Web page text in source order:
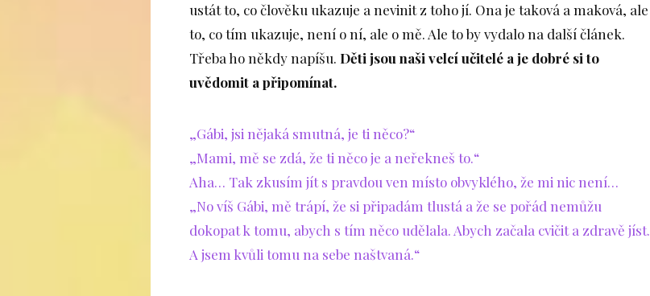
ustát to, co člověku ukazuje a nevinit z toho jí. Ona je taková a maková, ale
to, co tím ukazuje, není o ní, ale o mě. Ale to by vydalo na další článek.
Třeba ho někdy napíšu. Děti jsou naši velcí učitelé a je dobré si to
uvědomit a připomínat.
„Gábi, jsi nějaká smutná, je ti něco?“
„Mami, mě se zdá, že ti něco je a neřekneš to.“
Aha… Tak zkusím jít s pravdou ven místo obvyklého, že mi nic není…
„No víš Gábi, mě trápí, že si připadám tlustá a že se pořád nemůžu
dokopat k tomu, abych s tím něco udělala. Abych začala cvičit a zdravě jíst.
A jsem kvůli tomu na sebe naštvaná.“